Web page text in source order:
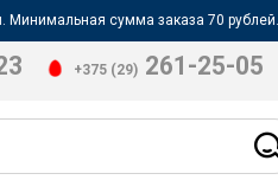
Минимальная сумма заказа 70 рублей.
+375 (29) 261-25-05